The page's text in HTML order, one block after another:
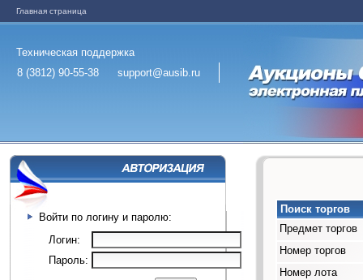
Главная страница
Техническая поддержка
8 (3812) 90-55-38
support@ausib.ru
Войти по логину и паролю:
Логин:
Пароль:
Поиск торгов
Предмет торгов
Номер торгов
Номер лота